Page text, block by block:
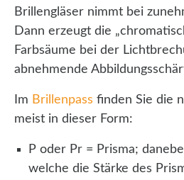
Brillengläser nimmt bei
Dann erzeugt die
Farbsäume bei der
abnehmende
Im Brillenpass finden Sie die
meist in dieser Form:
P oder Pr = Prisma;
welche die Stärke des